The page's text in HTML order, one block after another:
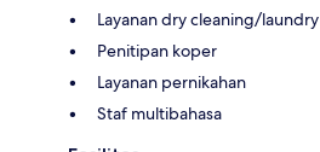
Layanan dry cleaning/laundry
Penitipan koper
Layanan pernikahan
Staf multibahasa